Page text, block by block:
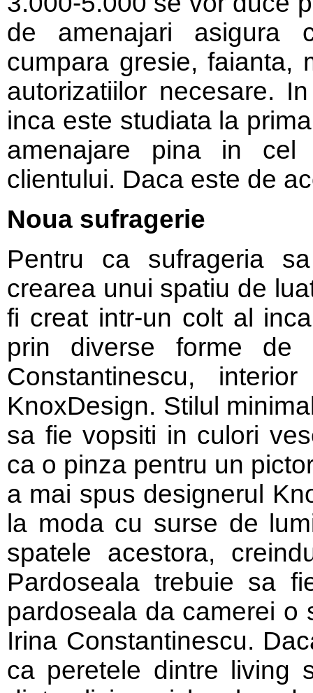
de amenajari asigura
cumpara gresie, faianta,
autorizatiilor necesare.
inca este studiata la
amenajare pina in
clientului. Daca este de
Noua sufragerie
Pentru ca sufrageria
crearea unui spatiu de
fi creat intr-un colt al
prin diverse forme de
Constantinescu,
KnoxDesign. Stilul
sa fie vopsiti in culori
ca o pinza pentru un
a mai spus designerul
la moda cu surse de
spatele acestora,
Pardoseala trebuie sa
pardoseala da camerei o
Irina Constantinescu.
ca peretele dintre living